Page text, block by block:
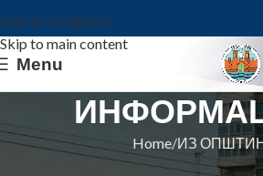
Skip to navigation
Skip to main content
Menu
Home ИЗ
ИЗ ОПШТИНЕ